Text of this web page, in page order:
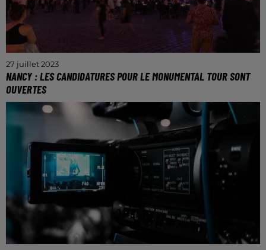
27 juillet 2023
NANCY : LES CANDIDATURES POUR LE MONUMENTAL TOUR SONT
OUVERTES
Vous pouvez vous inscrire jusqu’au 18 août.